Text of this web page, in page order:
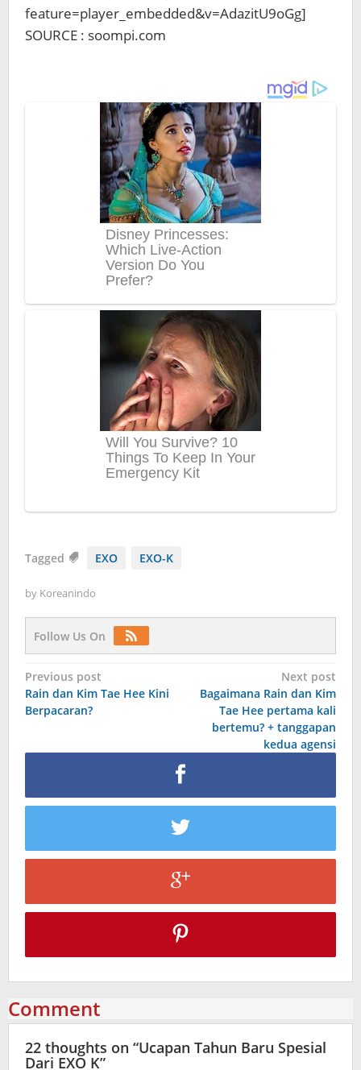
feature=player_embedded&v=AdazitU9oGg]
SOURCE : soompi.com
Tagged EXO EXO-K
by Koreanindo
Follow Us On
Post
navigation
Previous post
Rain dan Kim Tae Hee Kini
Berpacaran?
Next post
Bagaimana Rain dan Kim
Tae Hee pertama kali
bertemu? + tanggapan
kedua agensi
Comment
22 thoughts on “Ucapan Tahun Baru Spesial
Dari EXO K”